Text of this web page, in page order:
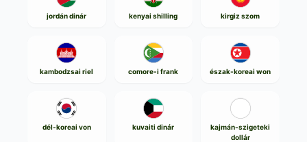
jordán dinár kenyai shilling kirgiz szom
kambodzsai riel comore-i frank észak-koreai won
dél-koreai von kuvaiti dinár
kajmán-szigeteki
dollár